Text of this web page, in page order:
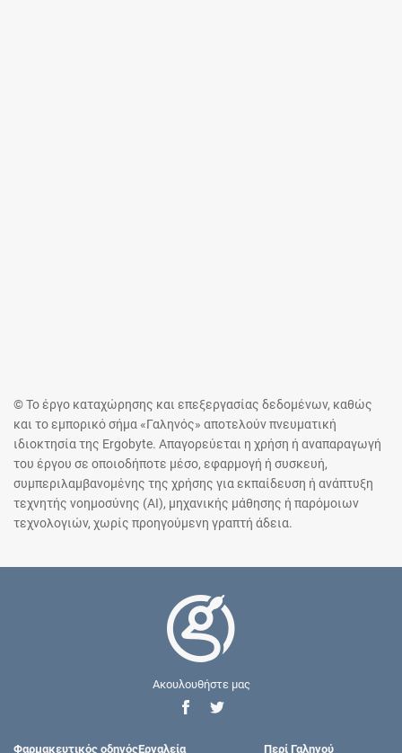
© Το έργο καταχώρησης και επεξεργασίας δεδομένων, καθώς
και το εμπορικό σήμα «Γαληνός» αποτελούν πνευματική
ιδιοκτησία της Ergobyte. Απαγορεύεται η χρήση ή αναπαραγωγή
του έργου σε οποιοδήποτε μέσο, εφαρμογή ή συσκευή,
συμπεριλαμβανομένης της χρήσης για εκπαίδευση ή ανάπτυξη
τεχνητής νοημοσύνης (AI), μηχανικής μάθησης ή παρόμοιων
τεχνολογιών, χωρίς προηγούμενη γραπτή άδεια.
Ακουλουθήστε μας
Φαρμακευτικός οδηγόςΕργαλεία Περί Γαληνού